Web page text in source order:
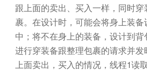
跟上面的卖出、买入一样，同时
裹。在设计时，可能会将身上装
中；将不在身上的装备，设计到
进行穿装备跟整理包裹的请求并发
上面卖出，买入的情况，线程1读